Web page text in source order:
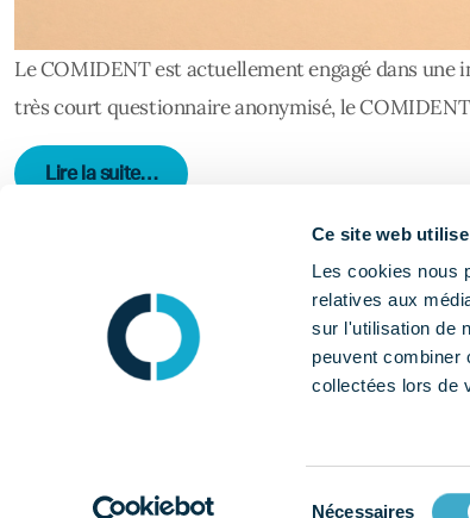
Ce site web
Les cookies nous
relatives aux
sur l'utilisation de
peuvent combiner
collectées lors de
Nécessaires
Le COMIDENT est actuellement engagé dans
très court questionnaire anonymisé, le
Lire la suite…from [CLOTURÉ] Questionnaire :
assistantes
on [CLOTURÉ] Questionnaire : Chirurgiens-